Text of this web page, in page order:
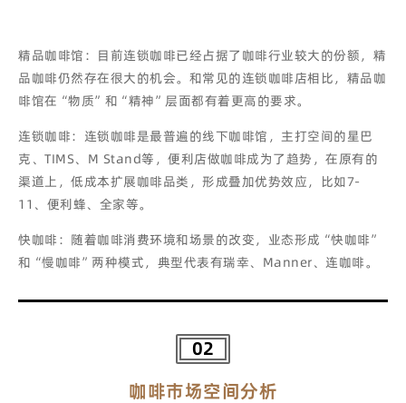
精品咖啡馆：目前连锁咖啡已经占据了咖啡行业较大的份额，精
品咖啡仍然存在很大的机会。和常见的连锁咖啡店相比，精品咖
啡馆在“物质”和“精神”层面都有着更高的要求。
连锁咖啡：连锁咖啡是最普遍的线下咖啡馆，主打空间的星巴
克、TIMS、M Stand等，便利店做咖啡成为了趋势，在原有的
渠道上，低成本扩展咖啡品类，形成叠加优势效应，比如7-
11、便利蜂、全家等。
快咖啡：随着咖啡消费环境和场景的改变，业态形成“快咖啡”
和“慢咖啡”两种模式，典型代表有瑞幸、Manner、连咖啡。
02
咖啡市场空间分析